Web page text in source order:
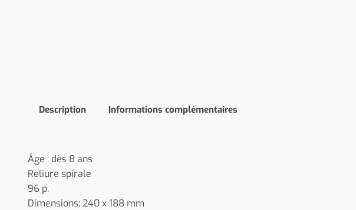
Description Informations complémentaires
Âge : dès 8 ans
Reliure spirale
96 p.
Dimensions: 240 x 188 mm